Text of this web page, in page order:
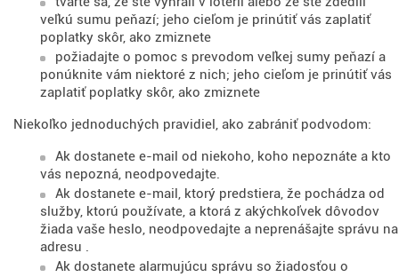
veľkú sumu peňazí; jeho cieľom je prinútiť vás zaplatiť
poplatky skôr, ako zmiznete
požiadajte o pomoc s prevodom veľkej sumy peňazí a
ponúknite vám niektoré z nich; jeho cieľom je prinútiť vás
zaplatiť poplatky skôr, ako zmiznete
Niekoľko jednoduchých pravidiel, ako zabrániť podvodom:
Ak dostanete e-mail od niekoho, koho nepoznáte a kto
vás nepozná, neodpovedajte.
Ak dostanete e-mail, ktorý predstiera, že pochádza od
služby, ktorú používate, a ktorá z akýchkoľvek dôvodov
žiada vaše heslo, neodpovedajte a neprenášajte správu na
adresu .
Ak dostanete alarmujúcu správu so žiadosťou o